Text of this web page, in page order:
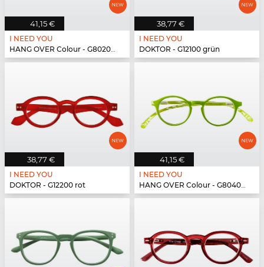
41,15 €
I NEED YOU
HANG OVER Colour - G80200 blau
38,77 €
I NEED YOU
DOKTOR - G12100 grün
38,77 €
I NEED YOU
DOKTOR - G12200 rot
41,15 €
I NEED YOU
HANG OVER Colour - G80400 grün